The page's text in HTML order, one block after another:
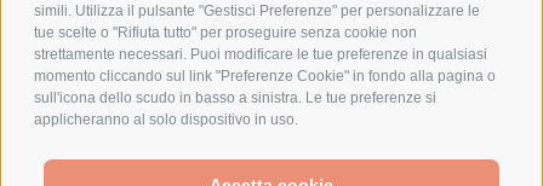
simili. Utilizza il pulsante "Gestisci Preferenze" per personalizzare le
tue scelte o "Rifiuta tutto" per proseguire senza cookie non
strettamente necessari. Puoi modificare le tue preferenze in qualsiasi
momento cliccando sul link "Preferenze Cookie" in fondo alla pagina o
sull'icona dello scudo in basso a sinistra. Le tue preferenze si
applicheranno al solo dispositivo in uso.
Bonifico
Bancario
SPESA ELETTRICA SOCIETA CONSORTILE A RESPONSABILITA LIMITATA - VIALE